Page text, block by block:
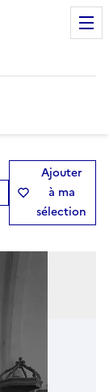
Ajouter
à ma
sélection